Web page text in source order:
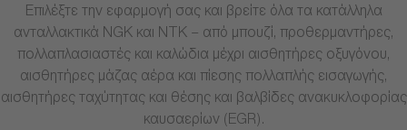
Επιλέξτε την εφαρμογή σας και βρείτε όλα τα κατάλληλα
ανταλλακτικά NGK και NTK – από μπουζί, προθερμαντήρες,
πολλαπλασιαστές και καλώδια μέχρι αισθητήρες οξυγόνου,
αισθητήρες μάζας αέρα και πίεσης πολλαπλής εισαγωγής,
αισθητήρες ταχύτητας και θέσης και βαλβίδες ανακυκλοφορίας
καυσαερίων (EGR).